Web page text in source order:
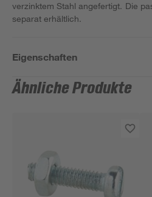
verzinktem Stahl angefertigt. Die
separat erhältlich.
Eigenschaften
Ähnliche Produkte